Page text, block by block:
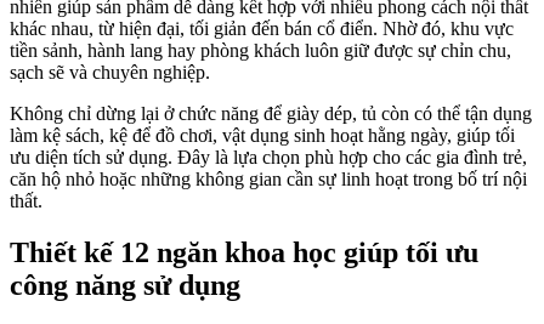
nhiên giúp sản phẩm dễ dàng kết hợp với nhiều phong cách nội thất
khác nhau, từ hiện đại, tối giản đến bán cổ điển. Nhờ đó, khu vực
tiền sảnh, hành lang hay phòng khách luôn giữ được sự chỉn chu,
sạch sẽ và chuyên nghiệp.
Không chỉ dừng lại ở chức năng để giày dép, tủ còn có thể tận dụng
làm kệ sách, kệ để đồ chơi, vật dụng sinh hoạt hằng ngày, giúp tối
ưu diện tích sử dụng. Đây là lựa chọn phù hợp cho các gia đình trẻ,
căn hộ nhỏ hoặc những không gian cần sự linh hoạt trong bố trí nội
thất.
Thiết kế 12 ngăn khoa học giúp tối ưu
công năng sử dụng